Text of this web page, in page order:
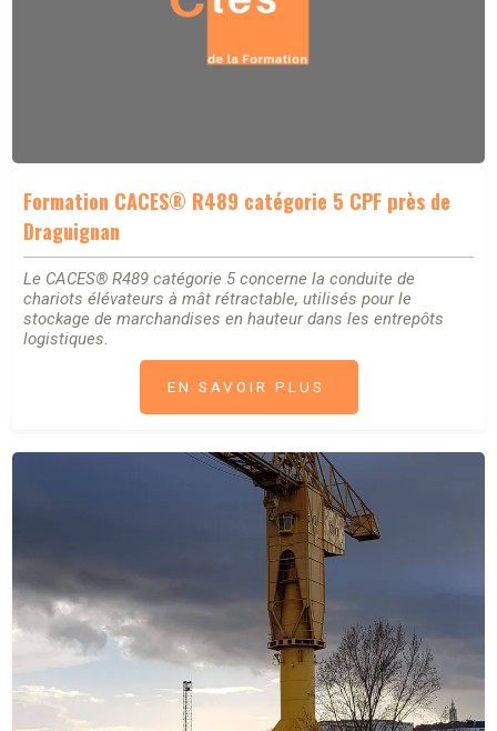
Formation CACES® R489 catégorie 5 CPF près de
Draguignan
Le CACES® R489 catégorie 5 concerne la conduite de
chariots élévateurs à mât rétractable, utilisés pour le
stockage de marchandises en hauteur dans les entrepôts
logistiques.
EN SAVOIR PLUS